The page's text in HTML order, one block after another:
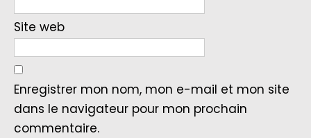
Site web
Enregistrer mon nom, mon e-mail et mon site
dans le navigateur pour mon prochain
commentaire.